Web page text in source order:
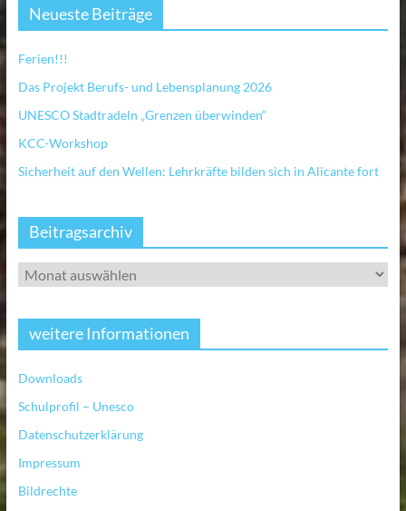
Neueste Beiträge
Ferien!!!
Das Projekt Berufs- und Lebensplanung 2026
UNESCO Stadtradeln „Grenzen überwinden“
KCC-Workshop
Sicherheit auf den Wellen: Lehrkräfte bilden sich in Alicante fort
Beitragsarchiv
weitere Informationen
Downloads
Schulprofil – Unesco
Datenschutzerklärung
Impressum
Bildrechte